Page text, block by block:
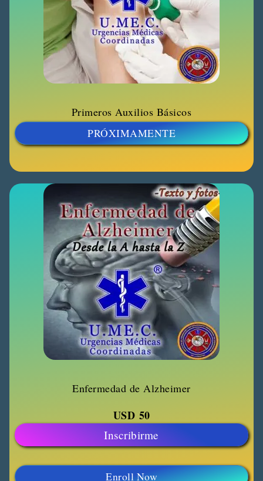
Primeros Auxilios Básicos
PRÓXIMAMENTE
Enfermedad de Alzheimer
USD 50
Inscribirme
Enroll Now